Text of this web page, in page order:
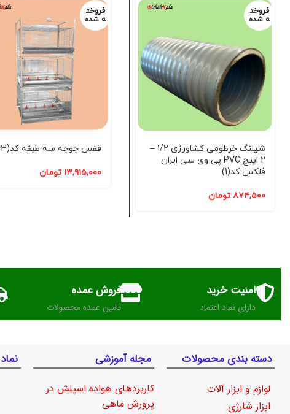
فروخت
ه شده
شیلنگ خرطومی کشاورزی 1/2 –
2 اینچ PVC پی وی سی ایران
فلکس کد(1)
۸۷۴,۵۰۰ تومان
فروخت
ه شده
قفس جوجه سه طبقه کد(43)
۱۳,۹۱۵,۰۰۰ تومان
امنیت خرید
دارای نماد اعتماد
فروش عمده
تامین عمده محصولات
دسته بندی محصولات
لوازم و ابزار آلات
ابزار شارژی
مجله آموزشی
کاربردهای هواده اسپلش در
پرورش ماهی